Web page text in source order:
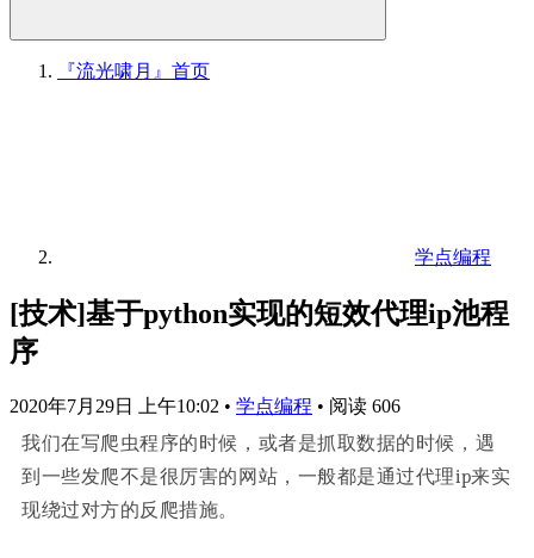
『流光啸月』 首页
学点编程
[技术]基于python实现的短效代理ip池程
序
2020年7月29日 上午10:02 • 学点编程 • 阅读 606
我们在写爬虫程序的时候，或者是抓取数据的时候，遇
到一些发爬不是很厉害的网站，一般都是通过代理ip来实
现绕过对方的反爬措施。